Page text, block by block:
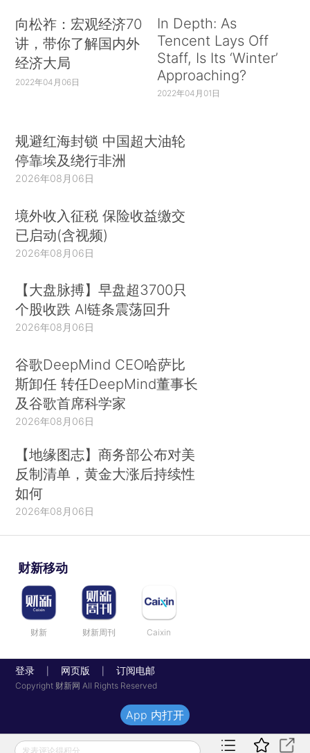
向松祚：宏观经济70
讲，带你了解国内外
经济大局
2022年04月06日
In Depth: As
Tencent Lays Off
Staff, Is Its ‘Winter’
Approaching?
2022年04月01日
规避红海封锁 中国超大油轮
停靠埃及绕行非洲
2026年08月06日
境外收入征税 保险收益缴交
已启动(含视频)
2026年08月06日
【大盘脉搏】早盘超3700只
个股收跌 AI链条震荡回升
2026年08月06日
谷歌DeepMind CEO哈萨比
斯卸任 转任DeepMind董事长
及谷歌首席科学家
2026年08月06日
【地缘图志】商务部公布对美
反制清单，黄金大涨后持续性
如何
2026年08月06日
财新移动
财新 财新周刊 Caixin
登录 网页版 订阅电邮
Copyright 财新网 All Rights Reserved
发表评论得积分
App 内打开